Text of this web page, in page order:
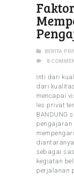
BERITA
8
Inti dari
dari
mencapai
les privat
BANDUNG
pengajaran
sebagai
kegiatan
perjalanan